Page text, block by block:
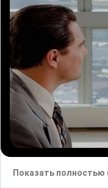
Показать полностью